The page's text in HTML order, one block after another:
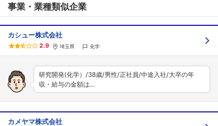
事業・業種類似企業
カシュー株式会社
2.9 埼玉県 化学
研究開発(化学）/38歳/男性/正社員/中途入社/大卒の年
収・給与の金額は…
カメヤマ株式会社